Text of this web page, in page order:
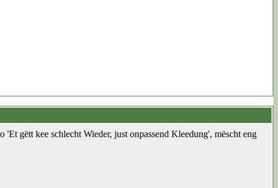
gëtt kee schlecht Wieder, just onpassend Kleedung', mëscht eng